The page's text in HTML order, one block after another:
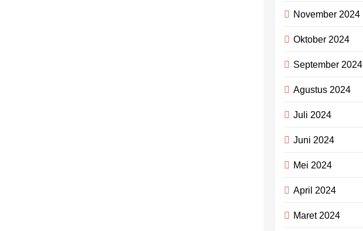
November 2024
Oktober 2024
September 2024
Agustus 2024
Juli 2024
Juni 2024
Mei 2024
April 2024
Maret 2024